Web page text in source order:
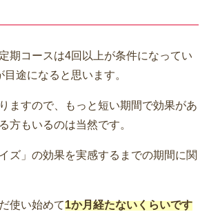
期コースは4回以上が条件になってい
途になると思います。
ますので、もっと短い期間で効果があ
方もいるのは当然です。
ズ」の効果を実感するまでの期間に関
使い始めて1か月経たないくらいです